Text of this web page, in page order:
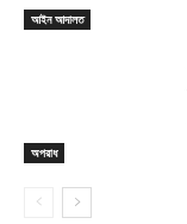
আইন আদালত
অপরাধ